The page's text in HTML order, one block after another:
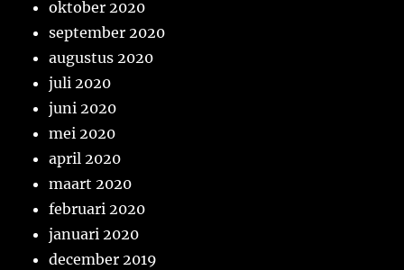
oktober 2020
september 2020
augustus 2020
juli 2020
juni 2020
mei 2020
april 2020
maart 2020
februari 2020
januari 2020
december 2019